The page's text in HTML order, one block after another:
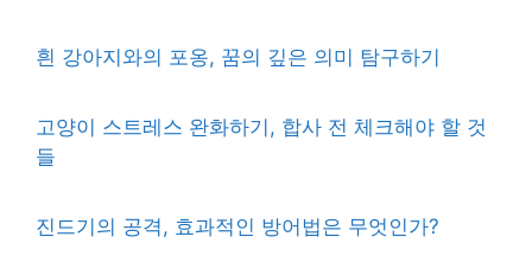
흰 강아지와의 포옹, 꿈의 깊은 의미 탐구하기
고양이 스트레스 완화하기, 합사 전 체크해야 할 것
들
진드기의 공격, 효과적인 방어법은 무엇인가?